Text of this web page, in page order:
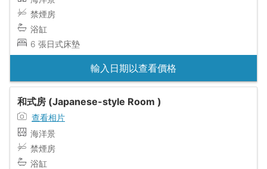
禁煙房
浴缸
6 張日式床墊
輸入日期以查看價格
和式房 (Japanese-style Room )
查看相片
海洋景
禁煙房
浴缸